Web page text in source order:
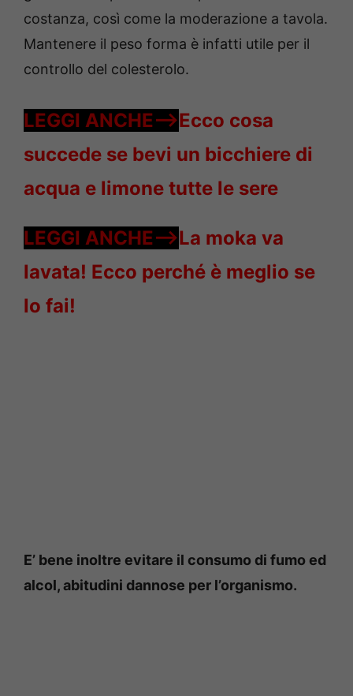
costanza, così come la moderazione a tavola.
Mantenere il peso forma è infatti utile per il
controllo del colesterolo.
LEGGI ANCHE—–>Ecco cosa
succede se bevi un bicchiere di
acqua e limone tutte le sere
LEGGI ANCHE—–>La moka va
lavata! Ecco perché è meglio se
lo fai!
E’ bene inoltre evitare il consumo di fumo ed
alcol, abitudini dannose per l’organismo.